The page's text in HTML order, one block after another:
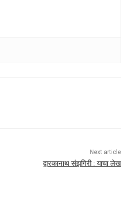
Next article
द्वारकानाथ संझगिरी : याचा लेख